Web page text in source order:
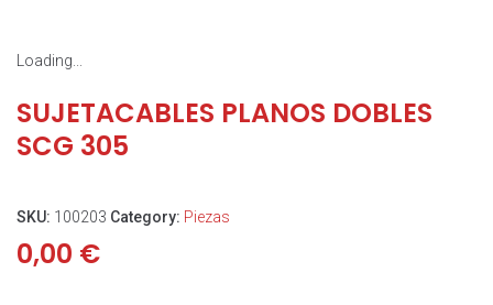
Loading...
SUJETACABLES PLANOS DOBLES
SCG 305
SKU: 100203 Category: Piezas
0,00 €